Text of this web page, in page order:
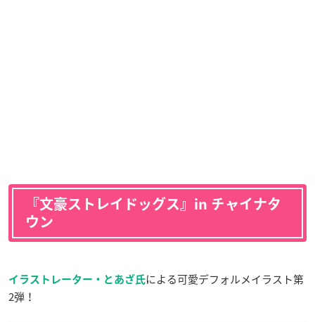
『文豪ストレイドッグス』in チャイナタ
ウン
イラストレーター・とあざ氏による可愛デフォルメイラスト第
2弾！